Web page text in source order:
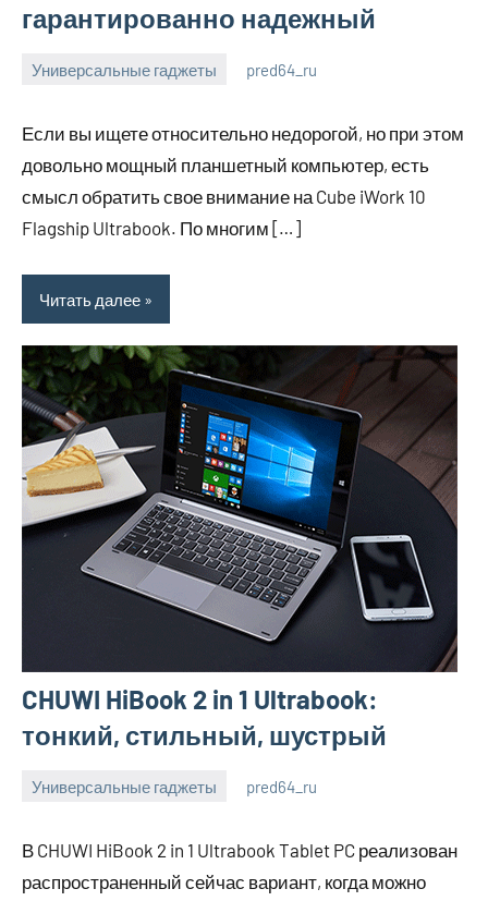
гарантированно надежный
Универсальные гаджеты
2023
pred64_ru
Если вы ищете относительно недорогой, но при этом
довольно мощный планшетный компьютер, есть
смысл обратить свое внимание на Cube iWork 10
Flagship Ultrabook. По многим […]
Читать далее
CHUWI HiBook 2 in 1 Ultrabook:
тонкий, стильный, шустрый
Универсальные гаджеты
2023
pred64_ru
В CHUWI HiBook 2 in 1 Ultrabook Tablet PC реализован
распространенный сейчас вариант, когда можно